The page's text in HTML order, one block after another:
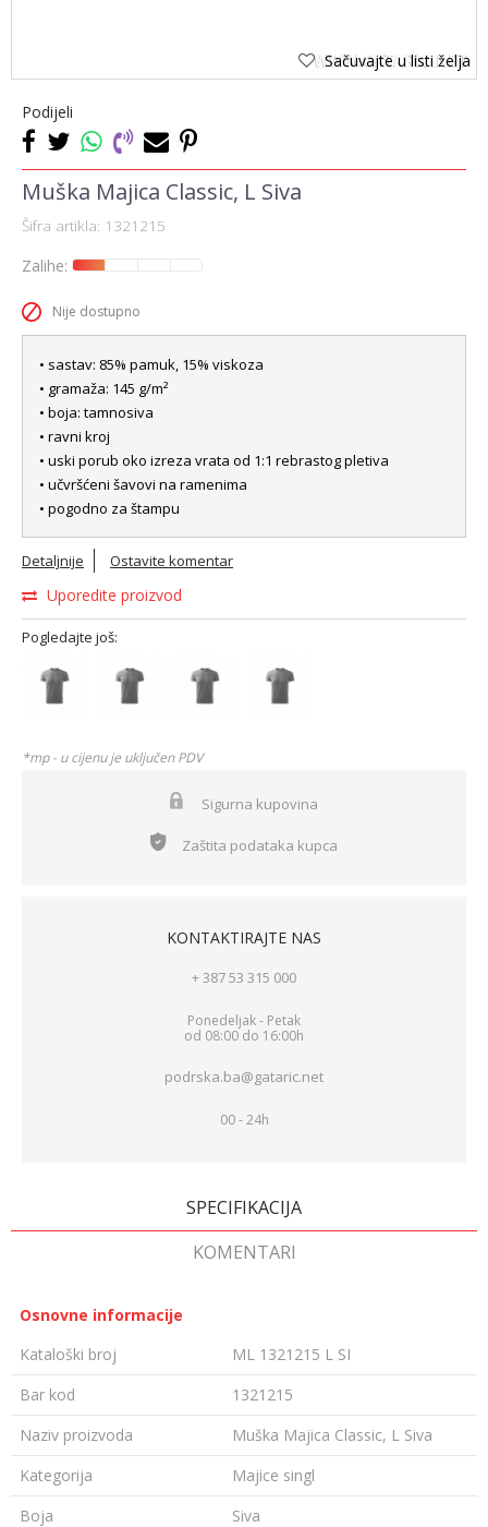
Sačuvajte u listi želja
Podijeli
Muška Majica Classic, L Siva
Šifra artikla: 1321215
Zalihe:
Nije dostupno
• sastav: 85% pamuk, 15% viskoza
• gramaža: 145 g/m²
• boja: tamnosiva
• ravni kroj
• uski porub oko izreza vrata od 1:1 rebrastog pletiva
• učvršćeni šavovi na ramenima
• pogodno za štampu
Detaljnije Ostavite komentar
Uporedite proizvod
Pogledajte još:
*mp - u cijenu je uključen PDV
Sigurna kupovina
Zaštita podataka kupca
KONTAKTIRAJTE NAS
+ 387 53 315 000
Ponedeljak - Petak
od 08:00 do 16:00h
podrska.ba@gataric.net
00 - 24h
SPECIFIKACIJA
KOMENTARI
Osnovne informacije
Kataloški broj
ML 1321215 L SI
Bar kod
1321215
Naziv proizvoda
Muška Majica Classic, L Siva
Kategorija
Majice singl
Boja
Siva